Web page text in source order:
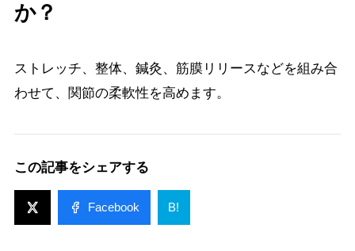
か？
ストレッチ、整体、鍼灸、筋膜リリースなどを組み合
わせて、関節の柔軟性を高めます。
この記事をシェアする
Facebook B!